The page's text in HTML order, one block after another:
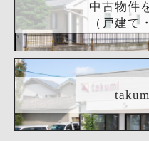
中古物件
（戸建て